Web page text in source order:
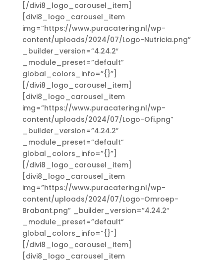
[/divi8_logo_carousel_item]
[divi8_logo_carousel_item
img=”https://www.puracatering.nl/wp-
content/uploads/2024/07/Logo-Nutricia.png”
_builder_version=”4.24.2″
_module_preset=”default”
global_colors_info=”{}”]
[/divi8_logo_carousel_item]
[divi8_logo_carousel_item
img=”https://www.puracatering.nl/wp-
content/uploads/2024/07/Logo-Ofi.png”
_builder_version=”4.24.2″
_module_preset=”default”
global_colors_info=”{}”]
[/divi8_logo_carousel_item]
[divi8_logo_carousel_item
img=”https://www.puracatering.nl/wp-
content/uploads/2024/07/Logo-Omroep-
Brabant.png” _builder_version=”4.24.2″
_module_preset=”default”
global_colors_info=”{}”]
[/divi8_logo_carousel_item]
[divi8_logo_carousel_item